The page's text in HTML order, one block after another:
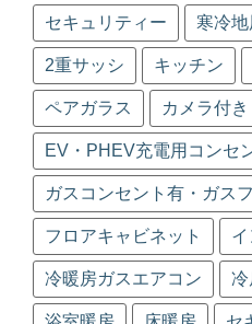
セキュリティー 寒冷
2重サッシ キッチン
ペアガラス カメラ付
EV・PHEV充電用コンセ
ガスコンセント有・ガス
フロアキャビネット
冷暖房ガスエアコン 冷